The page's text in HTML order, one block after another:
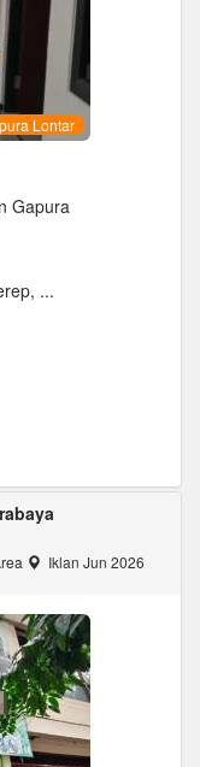
Lontar
Gapura
...
Iklan Jun 2026